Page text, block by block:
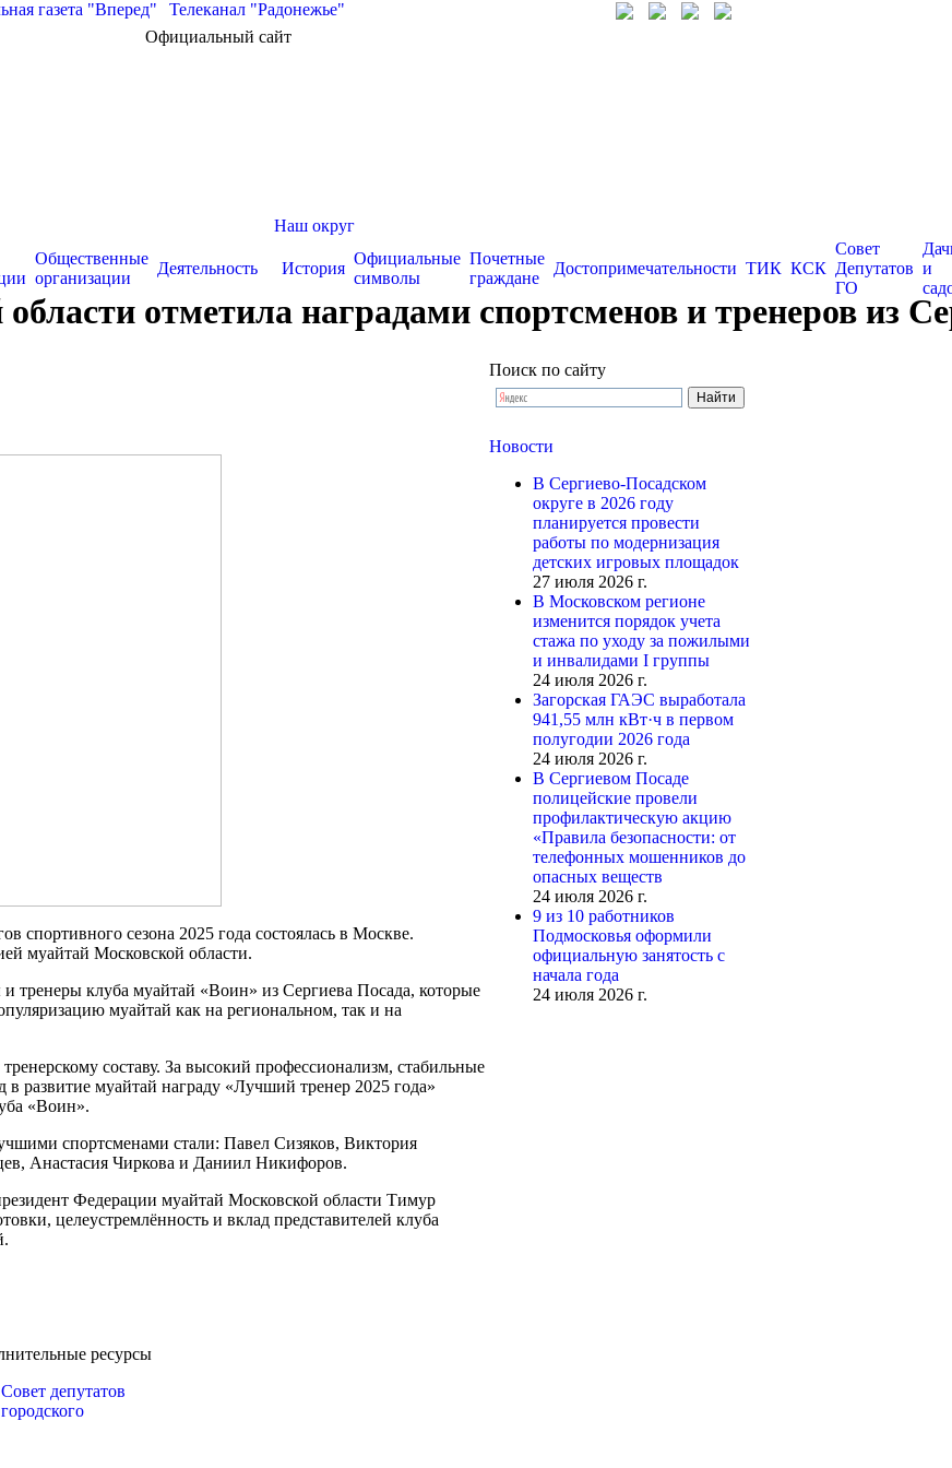
газета "Вперед"
Телеканал "Радонежье"
Официальный сайт
Общественные
организации
Деятельность
Наш округ
История
Официальные
символы
Почетные
граждане
Достопримечательности ТИК КСК
Совет
Депутатов
ГО
и
отметила наградами спортсменов и тренеров из
спортивного сезона 2025 года состоялась в Москве.
муайтай Московской области.
тренеры клуба муайтай «Воин» из Сергиева Посада, которые
муайтай как на региональном, так и на
составу. За высокий профессионализм, стабильные
в развитие муайтай награду «Лучший тренер 2025 года»
«Воин».
спортсменами стали: Павел Сизяков, Виктория
Анастасия Чиркова и Даниил Никифоров.
Федерации муайтай Московской области Тимур
целеустремлённость и вклад представителей клуба
Поиск по сайту
Новости
В Сергиево-Посадском
округе в 2026 году
планируется провести
работы по модернизация
детских игровых площадок
27 июля 2026 г.
В Московском регионе
изменится порядок учета
стажа по уходу за пожилыми
и инвалидами I группы
24 июля 2026 г.
Загорская ГАЭС выработала
941,55 млн кВт·ч в первом
полугодии 2026 года
24 июля 2026 г.
В Сергиевом Посаде
полицейские провели
профилактическую акцию
«Правила безопасности: от
телефонных мошенников до
опасных веществ
24 июля 2026 г.
9 из 10 работников
Подмосковья оформили
официальную занятость с
начала года
24 июля 2026 г.
ресурсы
Совет депутатов
городского